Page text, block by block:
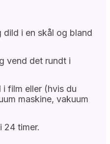
dild i en skål og bland
vend det rundt i
film eller (hvis du
maskine, vakuum
24 timer.